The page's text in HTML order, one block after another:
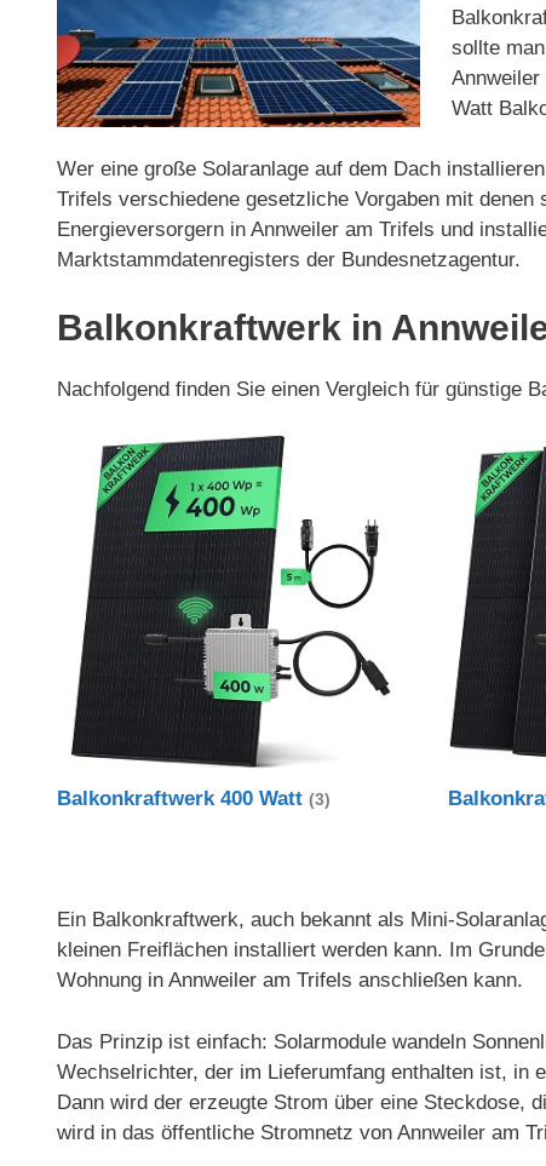
sollte
Watt
Wer eine große Solaranlage auf dem Dach
Trifels verschiedene gesetzliche Vorgaben mit
Energieversorgern in Annweiler am Trifels und
Marktstammdatenregisters der Bundesnetzagentur.
Balkonkraftwerk in
Nachfolgend finden Sie einen Vergleich für günstige
Balkonkraftwerk 400 Watt (3)
Ein Balkonkraftwerk, auch bekannt als Mini-
kleinen Freiflächen installiert werden kann. Im
Wohnung in Annweiler am Trifels anschließen kann.
Das Prinzip ist einfach: Solarmodule wandeln
Wechselrichter, der im Lieferumfang enthalten ist, in
Dann wird der erzeugte Strom über eine Steckdose,
wird in das öffentliche Stromnetz von Annweiler am